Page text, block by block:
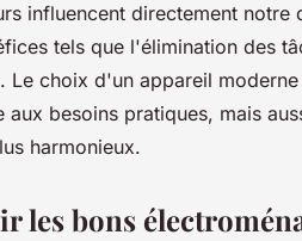
influencent directement
tels que l'élimination des
Le choix d'un appareil
aux besoins pratiques, mais
harmonieux.
les bons